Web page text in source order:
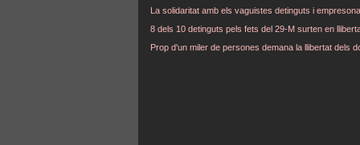
La solidaritat amb els vaguistes detinguts i
8 dels 10 detinguts pels fets del 29-M surten en
Prop d'un miler de persones demana la llibertat dels